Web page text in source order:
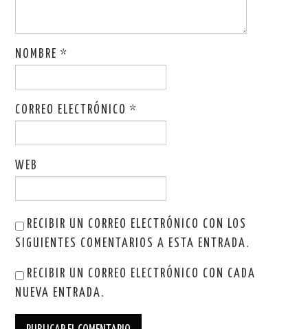
NOMBRE*
CORREO ELECTRÓNICO*
WEB
RECIBIR UN CORREO ELECTRÓNICO CON LOS
SIGUIENTES COMENTARIOS A ESTA ENTRADA.
RECIBIR UN CORREO ELECTRÓNICO CON CADA
NUEVA ENTRADA.